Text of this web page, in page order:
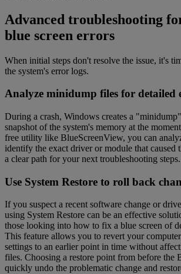
Advanced troubleshooting
blue screen errors
When initial steps don't resolve the issue, it's
the system's error logs.
Analyze minidump files for detailed
During a crash, Windows creates a
snapshot of the system's memory at the
free utility like BlueScreenView, you can
identify the exact driver or module that caused
a clear path for your next troubleshooting steps.
Use System Restore to roll back
If you suspect a recent software change or
using System Restore can be an effective
those looking into how to fix a blue screen of
This feature allows you to revert your
settings to an earlier point in time without
files. Choosing a restore point from before the
quickly undo the problematic change and